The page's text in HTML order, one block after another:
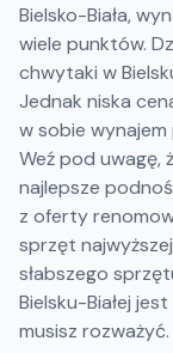
Bielsko-Biała,
wiele punktów.
chwytaki w
Jednak niska
w sobie wynajem
Weź pod uwagę,
najlepsze
z oferty
sprzęt
słabszego
Bielsku-Białej
musisz rozważyć.